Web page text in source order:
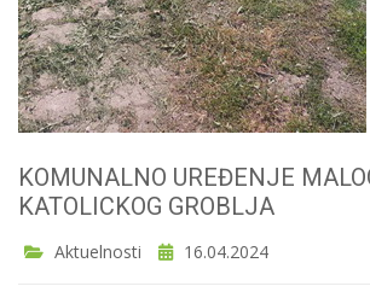
KOMUNALNO UREĐENJE
KATOLICKOG GROBLJA
Aktuelnosti 16.04.2024